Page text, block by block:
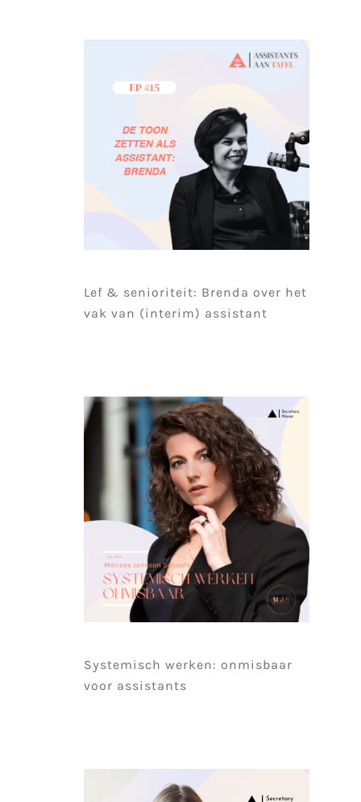
Lef & senioriteit: Brenda over het
vak van (interim) assistant
Systemisch werken: onmisbaar
voor assistants